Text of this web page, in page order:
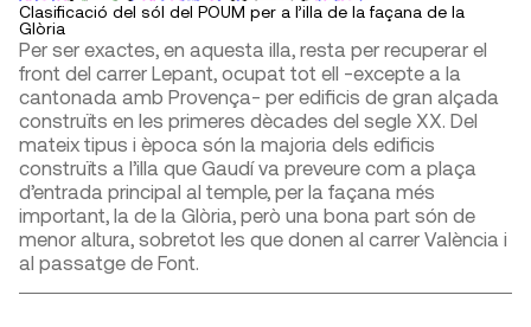
Clasificació del sól del POUM per a l’illa de la façana de la
Glòria
Per ser exactes, en aquesta illa, resta per recuperar el
front del carrer Lepant, ocupat tot ell -excepte a la
cantonada amb Provença- per edificis de gran alçada
construïts en les primeres dècades del segle XX. Del
mateix tipus i època són la majoria dels edificis
construïts a l’illa que Gaudí va preveure com a plaça
d’entrada principal al temple, per la façana més
important, la de la Glòria, però una bona part són de
menor altura, sobretot les que donen al carrer València i
al passatge de Font.